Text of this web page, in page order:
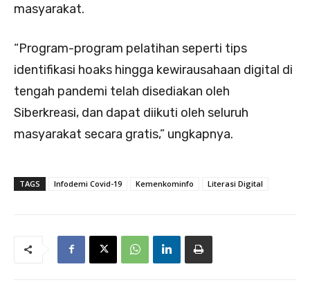
masyarakat.
“Program-program pelatihan seperti tips
identifikasi hoaks hingga kewirausahaan digital di
tengah pandemi telah disediakan oleh
Siberkreasi, dan dapat diikuti oleh seluruh
masyarakat secara gratis,” ungkapnya.
TAGS Infodemi Covid-19 Kemenkominfo Literasi Digital